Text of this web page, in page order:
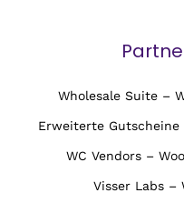
Wholesale Suite –
Erweiterte Gutscheine
WC Vendors –
Visser Labs –